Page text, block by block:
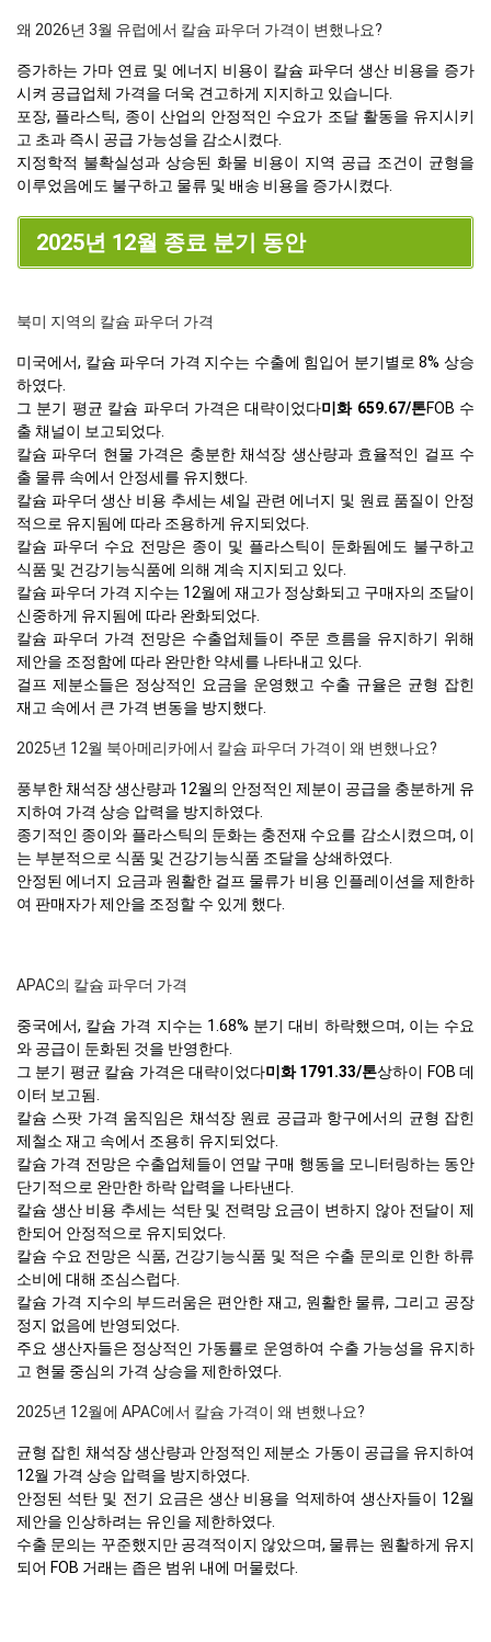
왜 2026년 3월 유럽에서 칼슘 파우더 가격이 변했나요?
증가하는 가마 연료 및 에너지 비용이 칼슘 파우더 생산 비용을 증가
시켜 공급업체 가격을 더욱 견고하게 지지하고 있습니다.
포장, 플라스틱, 종이 산업의 안정적인 수요가 조달 활동을 유지시키
고 초과 즉시 공급 가능성을 감소시켰다.
지정학적 불확실성과 상승된 화물 비용이 지역 공급 조건이 균형을
이루었음에도 불구하고 물류 및 배송 비용을 증가시켰다.
2025년 12월 종료 분기 동안
북미 지역의 칼슘 파우더 가격
미국에서, 칼슘 파우더 가격 지수는 수출에 힘입어 분기별로 8% 상승
하였다.
그 분기 평균 칼슘 파우더 가격은 대략이었다미화 659.67/톤FOB 수
출 채널이 보고되었다.
칼슘 파우더 현물 가격은 충분한 채석장 생산량과 효율적인 걸프 수
출 물류 속에서 안정세를 유지했다.
칼슘 파우더 생산 비용 추세는 셰일 관련 에너지 및 원료 품질이 안정
적으로 유지됨에 따라 조용하게 유지되었다.
칼슘 파우더 수요 전망은 종이 및 플라스틱이 둔화됨에도 불구하고
식품 및 건강기능식품에 의해 계속 지지되고 있다.
칼슘 파우더 가격 지수는 12월에 재고가 정상화되고 구매자의 조달이
신중하게 유지됨에 따라 완화되었다.
칼슘 파우더 가격 전망은 수출업체들이 주문 흐름을 유지하기 위해
제안을 조정함에 따라 완만한 약세를 나타내고 있다.
걸프 제분소들은 정상적인 요금을 운영했고 수출 규율은 균형 잡힌
재고 속에서 큰 가격 변동을 방지했다.
2025년 12월 북아메리카에서 칼슘 파우더 가격이 왜 변했나요?
풍부한 채석장 생산량과 12월의 안정적인 제분이 공급을 충분하게 유
지하여 가격 상승 압력을 방지하였다.
종기적인 종이와 플라스틱의 둔화는 충전재 수요를 감소시켰으며, 이
는 부분적으로 식품 및 건강기능식품 조달을 상쇄하였다.
안정된 에너지 요금과 원활한 걸프 물류가 비용 인플레이션을 제한하
여 판매자가 제안을 조정할 수 있게 했다.
APAC의 칼슘 파우더 가격
중국에서, 칼슘 가격 지수는 1.68% 분기 대비 하락했으며, 이는 수요
와 공급이 둔화된 것을 반영한다.
그 분기 평균 칼슘 가격은 대략이었다미화 1791.33/톤상하이 FOB 데
이터 보고됨.
칼슘 스팟 가격 움직임은 채석장 원료 공급과 항구에서의 균형 잡힌
제철소 재고 속에서 조용히 유지되었다.
칼슘 가격 전망은 수출업체들이 연말 구매 행동을 모니터링하는 동안
단기적으로 완만한 하락 압력을 나타낸다.
칼슘 생산 비용 추세는 석탄 및 전력망 요금이 변하지 않아 전달이 제
한되어 안정적으로 유지되었다.
칼슘 수요 전망은 식품, 건강기능식품 및 적은 수출 문의로 인한 하류
소비에 대해 조심스럽다.
칼슘 가격 지수의 부드러움은 편안한 재고, 원활한 물류, 그리고 공장
정지 없음에 반영되었다.
주요 생산자들은 정상적인 가동률로 운영하여 수출 가능성을 유지하
고 현물 중심의 가격 상승을 제한하였다.
2025년 12월에 APAC에서 칼슘 가격이 왜 변했나요?
균형 잡힌 채석장 생산량과 안정적인 제분소 가동이 공급을 유지하여
12월 가격 상승 압력을 방지하였다.
안정된 석탄 및 전기 요금은 생산 비용을 억제하여 생산자들이 12월
제안을 인상하려는 유인을 제한하였다.
수출 문의는 꾸준했지만 공격적이지 않았으며, 물류는 원활하게 유지
되어 FOB 거래는 좁은 범위 내에 머물렀다.